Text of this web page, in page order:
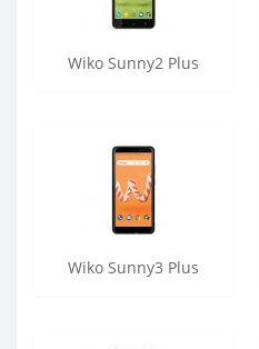
Wiko Sunny2 Plus
Wiko Sunny3 Plus